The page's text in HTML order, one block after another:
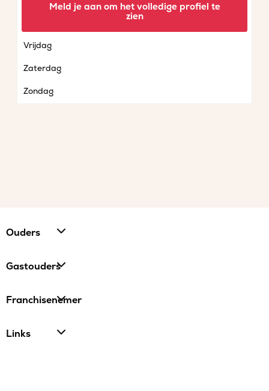
Vrijdag
Zaterdag
Zondag
Meld je aan om het volledige profiel te
zien
Ouders
Gastouders
Franchisenemer
Links